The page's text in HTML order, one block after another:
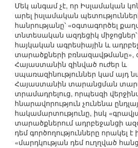
Մեկ անգամ չէ, որ Իսլամական
արել իսլամական
հանրությանը՝ «օգտագործել
տնտեսական ազդեցիկ միջոցներ՝
հայկական ագրեսիային և
տարածքների բռնազավթմանը»,
Հայաստանին զինված ուժեր և
սպառազինություններ կամ այդ
Հայաստանին տարանցման
տրամադրելուց, որպեսզի
հնարավորություն չունենա
հակամարտությունը, իսկ
տարածքներում ադրբեջանցի
դեմ գործողությունները որակել է
«մարդկության դեմ ուղղված